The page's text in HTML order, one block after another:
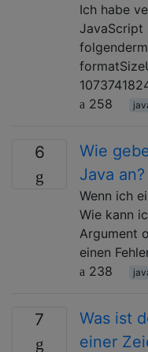
Ich habe
JavaScript
258
6
Wie
Java an?
Wenn ich
Wie kann
Argument
einen
238
7
Was ist
einer